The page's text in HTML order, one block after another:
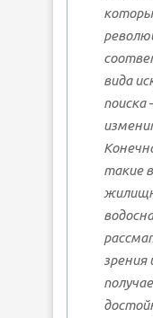
вида
поиска
такие
зрения